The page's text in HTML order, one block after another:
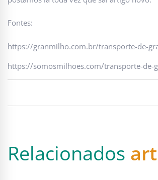
Fontes:
https://granmilho.com.br/transporte-de-
https://somosmilhoes.com/transporte-de-
Relacionados